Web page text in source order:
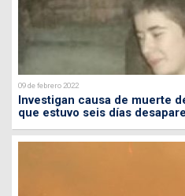
09 de febrero 2022
Investigan causa de muerte
que estuvo seis días